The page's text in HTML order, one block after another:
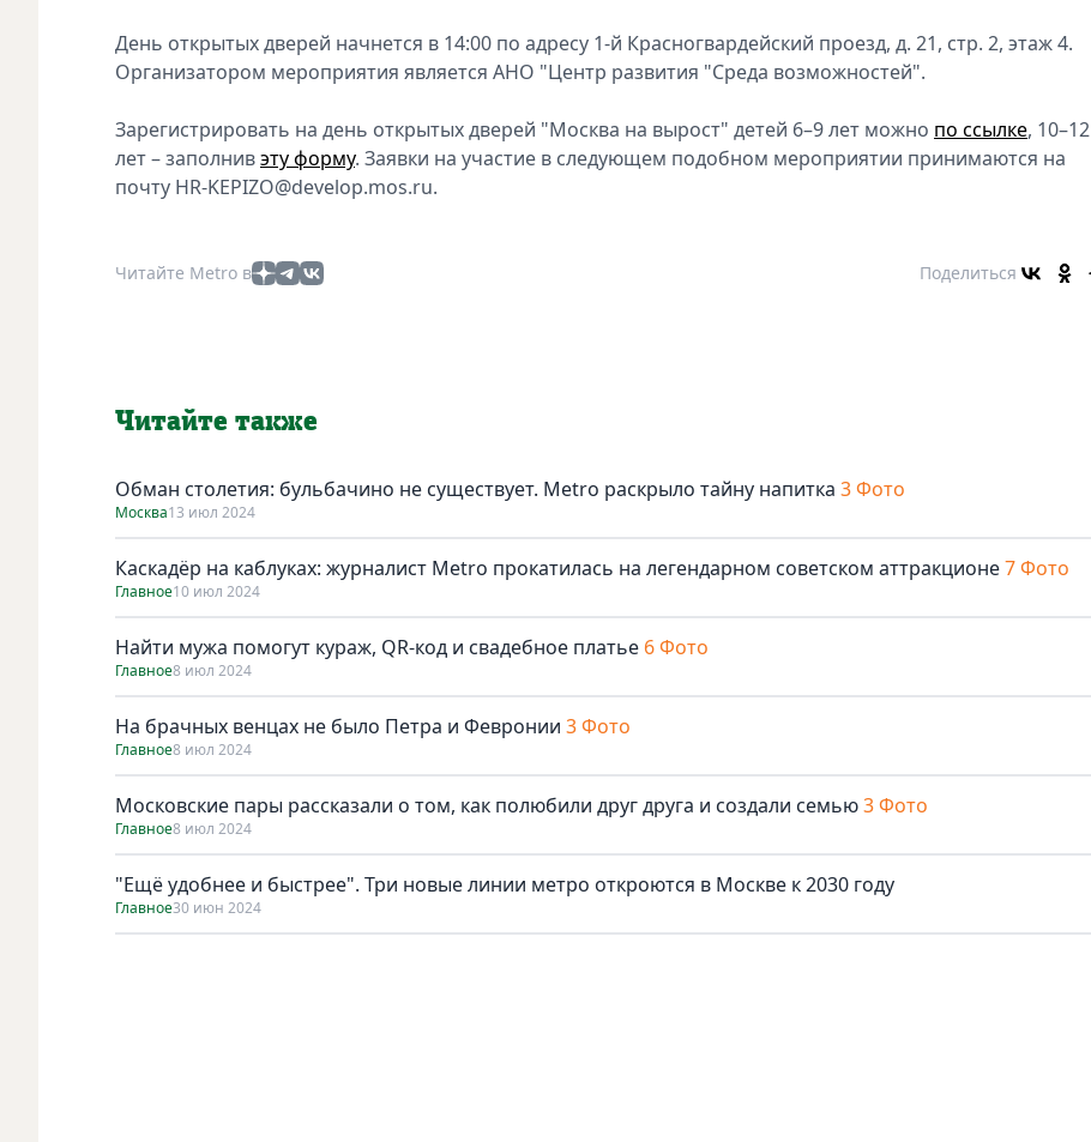
День открытых дверей начнется в 14:00 по адресу 1-й Красногвардейский проезд, д. 21, стр. 2, этаж 4.
Организатором мероприятия является АНО "Центр развития "Среда возможностей".
Зарегистрировать на день открытых дверей "Москва на вырост" детей 6–9 лет можно по ссылке, 10–12
лет – заполнивэту форму. Заявки на участие в следующем подобном мероприятии принимаются на
почту HR-KEPIZO@develop.mos.ru.
Читайте Metro в Поделиться
Читайте также
Обман столетия: бульбачино не существует. Metro раскрыло тайну напитка 3 Фото
Москва13 июл 2024
Каскадёр на каблуках: журналист Metro прокатилась на легендарном советском аттракционе7 Фото
Главное10 июл 2024
Найти мужа помогут кураж, QR-код и свадебное платье 6 Фото
Главное8 июл 2024
На брачных венцах не было Петра и Февронии 3 Фото
Главное8 июл 2024
Московские пары рассказали о том, как полюбили друг друга и создали семью3 Фото
Главное8 июл 2024
"Ещё удобнее и быстрее". Три новые линии метро откроются в Москве к 2030 году
Главное30 июн 2024